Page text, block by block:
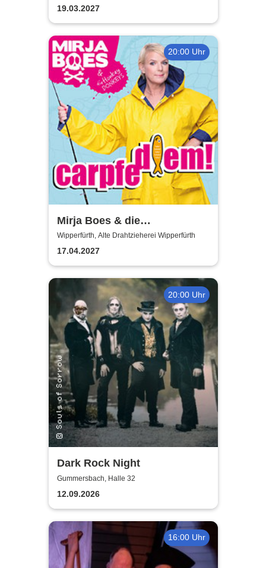
19.03.2027
20:00 Uhr
Mirja Boes & die
HonkeyDonkeys - carpfe
diem!
Wipperfürth, Alte Drahtzieherei Wipperfürth
17.04.2027
20:00 Uhr
Dark Rock Night
Gummersbach, Halle 32
12.09.2026
16:00 Uhr